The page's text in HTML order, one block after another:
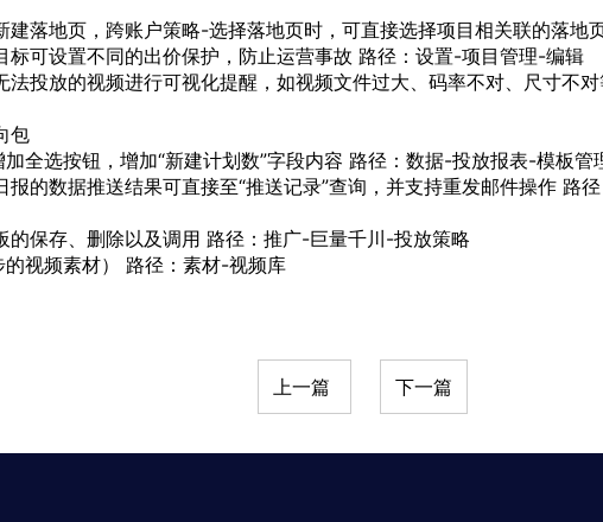
落地页，跨账户策略-选择落地页时，可直接选择项目相关联的落地
标可设置不同的出价保护，防止运营事故 路径：设置-项目管理-编辑
投放的视频进行可视化提醒，如视频文件过大、码率不对、尺寸不
包
全选按钮，增加“新建计划数”字段内容 路径：数据-投放报表-模板管
的数据推送结果可直接至“推送记录”查询，并支持重发邮件操作 路
保存、删除以及调用 路径：推广-巨量千川-投放策略
视频素材） 路径：素材-视频库
上一篇 下一篇